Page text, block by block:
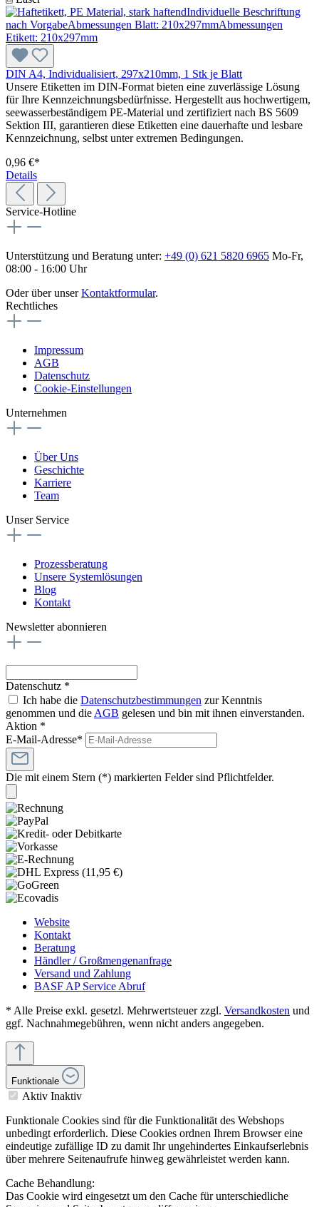
DIN A4, Individualisiert, 297x210mm, 1 Stk je Blatt
Unsere Etiketten im DIN-Format bieten eine zuverlässige Lösung
für Ihre Kennzeichnungsbedürfnisse. Hergestellt aus hochwertigem,
seewasserbeständigem PE-Material und zertifiziert nach BS 5609
Sektion III, garantieren diese Etiketten eine dauerhafte und lesbare
Kennzeichnung, selbst unter extremen Bedingungen.
0,96 €*
Details
Service-Hotline
Unterstützung und Beratung unter: +49 (0) 621 5820 6965 Mo-Fr,
08:00 - 16:00 Uhr
Oder über unserKontaktformular.
Rechtliches
Impressum
AGB
Datenschutz
Cookie-Einstellungen
Unternehmen
Über Uns
Geschichte
Karriere
Team
Unser Service
Prozessberatung
Unsere Systemlösungen
Blog
Kontakt
Newsletter abonnieren
Datenschutz *
Ich habe die Datenschutzbestimmungen zur Kenntnis
genommen und die AGB gelesen und bin mit ihnen einverstanden.
Aktion *
E-Mail-Adresse*
Die mit einem Stern (*) markierten Felder sind Pflichtfelder.
Website
Kontakt
Beratung
Händler / Großmengenanfrage
Versand und Zahlung
BASF AP Service Abruf
* Alle Preise exkl. gesetzl. Mehrwertsteuer zzgl. Versandkosten und
ggf. Nachnahmegebühren, wenn nicht anders angegeben.
Funktionale
Aktiv Inaktiv
Funktionale Cookies sind für die Funktionalität des Webshops
unbedingt erforderlich. Diese Cookies ordnen Ihrem Browser eine
eindeutige zufällige ID zu damit Ihr ungehindertes Einkaufserlebnis
über mehrere Seitenaufrufe hinweg gewährleistet werden kann.
Cache Behandlung:
Das Cookie wird eingesetzt um den Cache für unterschiedliche